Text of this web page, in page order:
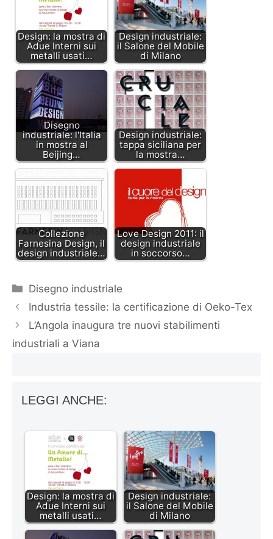
Design: la mostra di
Adue Interni sui
metalli usati…
Design industriale:
il Salone del Mobile
di Milano
Disegno
industriale: l'Italia
in mostra al
Beijing…
Design industriale:
tappa siciliana per
la mostra…
Collezione
Farnesina Design, il
design industriale…
Love Design 2011: il
design industriale
in soccorso…
Categorie
Disegno industriale
Industria tessile: la certificazione di Oeko-Tex
L’Angola inaugura tre nuovi stabilimenti
industriali a Viana
LEGGI ANCHE:
Design: la mostra di
Adue Interni sui
metalli usati…
Design industriale:
il Salone del Mobile
di Milano